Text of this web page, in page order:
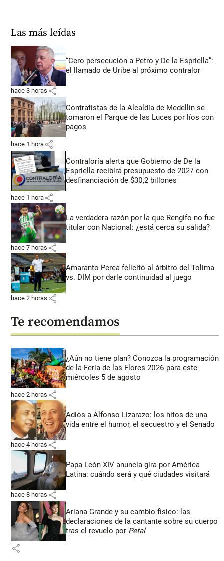
Las más leídas
“Cero persecución a Petro y De la Espriella”:
el llamado de Uribe al próximo contralor
hace 3 horas share
Contratistas de la Alcaldía de Medellín se
tomaron el Parque de las Luces por líos con
pagos
hace 1 hora share
Contraloría alerta que Gobierno de De la
Espriella recibirá presupuesto de 2027 con
desfinanciación de $30,2 billones
hace 1 hora share
La verdadera razón por la que Rengifo no fue
titular con Nacional: ¿está cerca su salida?
hace 7 horas share
Amaranto Perea felicitó al árbitro del Tolima
vs. DIM por darle continuidad al juego
hace 2 horas share
Te recomendamos
¿Aún no tiene plan? Conozca la programación
de la Feria de las Flores 2026 para este
miércoles 5 de agosto
hace 2 horas share
Adiós a Alfonso Lizarazo: los hitos de una
vida entre el humor, el secuestro y el Senado
hace 4 horas share
Papa León XIV anuncia gira por América
Latina: cuándo será y qué ciudades visitará
hace 8 horas share
Ariana Grande y su cambio físico: las
declaraciones de la cantante sobre su cuerpo
tras el revuelo por Petal
share